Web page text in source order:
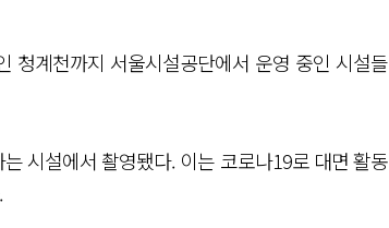
청계천까지 서울시설공단에서 운영 중인 시설들
시설에서 촬영됐다. 이는 코로나19로 대면 활동